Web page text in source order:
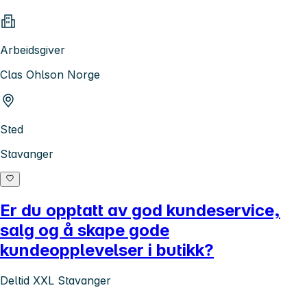
Arbeidsgiver
Clas Ohlson Norge
Sted
Stavanger
Er du opptatt av god kundeservice,
salg og å skape gode
kundeopplevelser i butikk?
Deltid XXL Stavanger